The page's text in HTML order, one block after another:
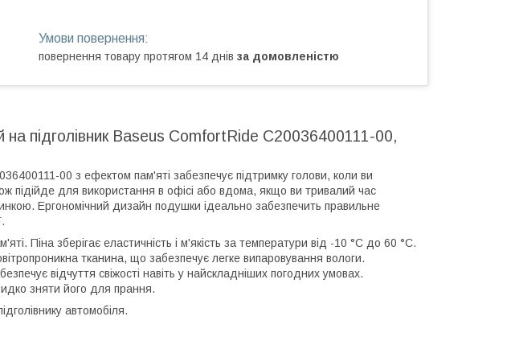
повернення товару протягом 14 днів за домовленістю
підголівник Baseus ComfortRide C20036400111-00,
00 з ефектом пам'яті забезпечує підтримку голови, коли ви
підійде для використання в офісі або вдома, якщо ви тривалий час
Ергономічний дизайн подушки ідеально забезпечить правильне
Піна зберігає еластичність і м'якість за температури від -10 °C до 60 °C.
тканина, що забезпечує легке випаровування вологи.
відчуття свіжості навіть у найскладніших погодних умовах.
зняти його для прання.
автомобіля.